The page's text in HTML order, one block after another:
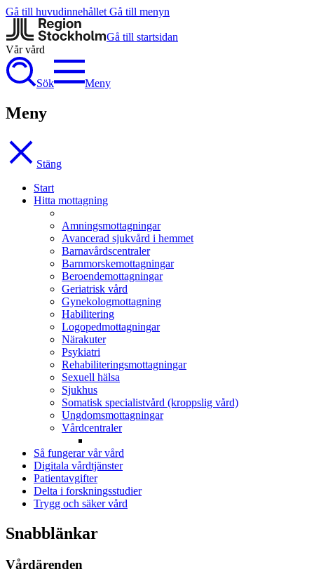
Gå till huvudinnehållet Gå till menyn
Gå till startsidan
Vår vård
Sök Meny
Meny
Stäng
Start
Hitta mottagning
Amningsmottagningar
Avancerad sjukvård i hemmet
Barnavårdscentraler
Barnmorskemottagningar
Beroendemottagningar
Geriatrisk vård
Gynekologmottagning
Habilitering
Logopedmottagningar
Närakuter
Psykiatri
Rehabiliteringsmottagningar
Sexuell hälsa
Sjukhus
Somatisk specialistvård (kroppslig vård)
Ungdomsmottagningar
Vårdcentraler
Så fungerar vår vård
Digitala vårdtjänster
Patientavgifter
Delta i forskningsstudier
Trygg och säker vård
Snabblänkar
Vårdärenden